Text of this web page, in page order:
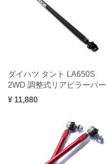
ダイハツ タント LA650S
2WD 調整式リアピラーバー
¥ 11,880